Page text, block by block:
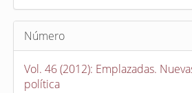
Número
Vol. 46 (2012): Emplazadas.
política